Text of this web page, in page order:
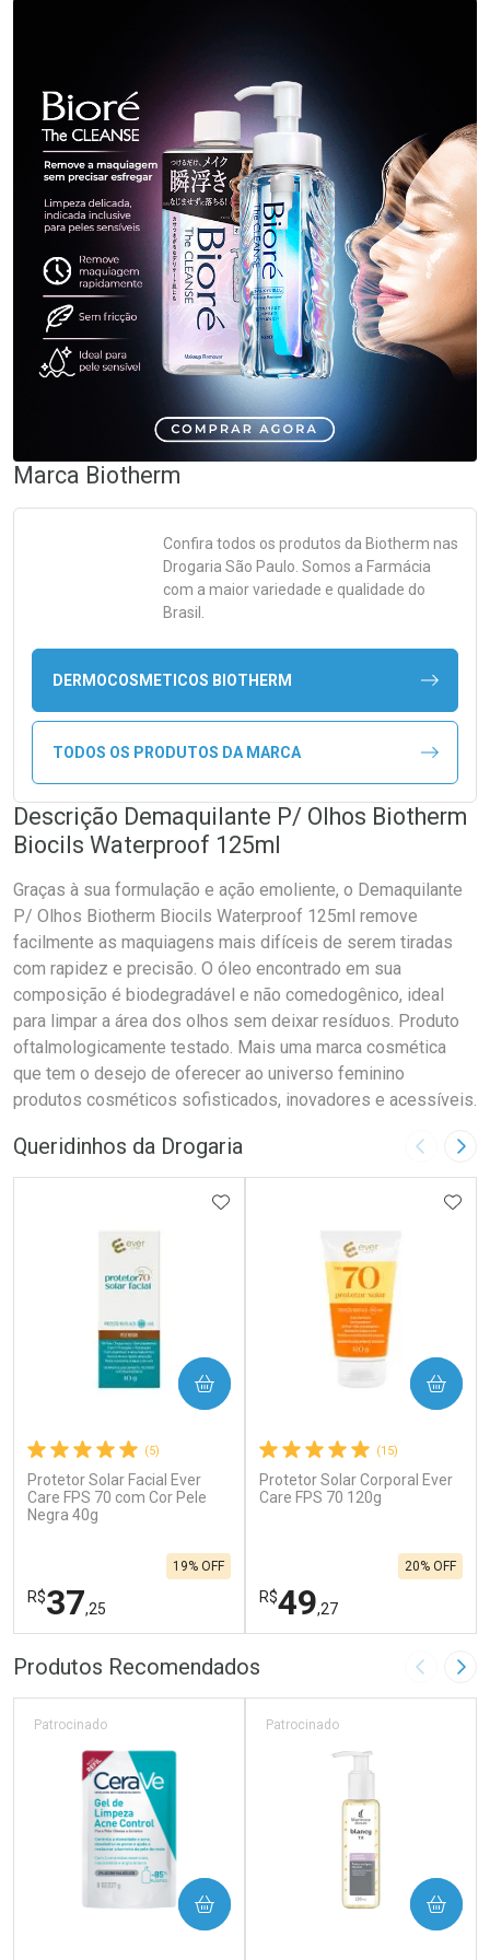
Marca Biotherm
Confira todos os produtos da Biotherm nas
Drogaria São Paulo. Somos a Farmácia
com a maior variedade e qualidade do
Brasil.
DERMOCOSMETICOS BIOTHERM
TODOS OS PRODUTOS DA MARCA
Descrição Demaquilante P/ Olhos Biotherm
Biocils Waterproof 125ml
Graças à sua formulação e ação emoliente, o Demaquilante
P/ Olhos Biotherm Biocils Waterproof 125ml remove
facilmente as maquiagens mais difíceis de serem tiradas
com rapidez e precisão. O óleo encontrado em sua
composição é biodegradável e não comedogênico, ideal
para limpar a área dos olhos sem deixar resíduos. Produto
oftalmologicamente testado. Mais uma marca cosmética
que tem o desejo de oferecer ao universo feminino
produtos cosméticos sofisticados, inovadores e acessíveis.
Queridinhos da Drogaria Imagem
(5)
Protetor Solar Facial Ever
Care FPS 70 com Cor Pele
Negra 40g
R$37,25
19% OFF
ADICIONAR AOS FAVORITOS
COMPRAR
FECHAR
Laboratório
FECHAR
Por Menos
(15)
Protetor Solar Corporal Ever
Care FPS 70 120g
R$49,27
20% OFF
COMPRAR
Laboratório
Por Menos
Produtos Recomendados Imagem
Patrocinado
COMPRAR
Patrocinado
COMPRAR